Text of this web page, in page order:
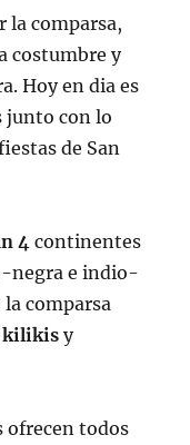
la comparsa,
costumbre y
Hoy en dia es
junto con lo
de San
4 continentes
negra e indio-
comparsa
kilikis y
ofrecen todos